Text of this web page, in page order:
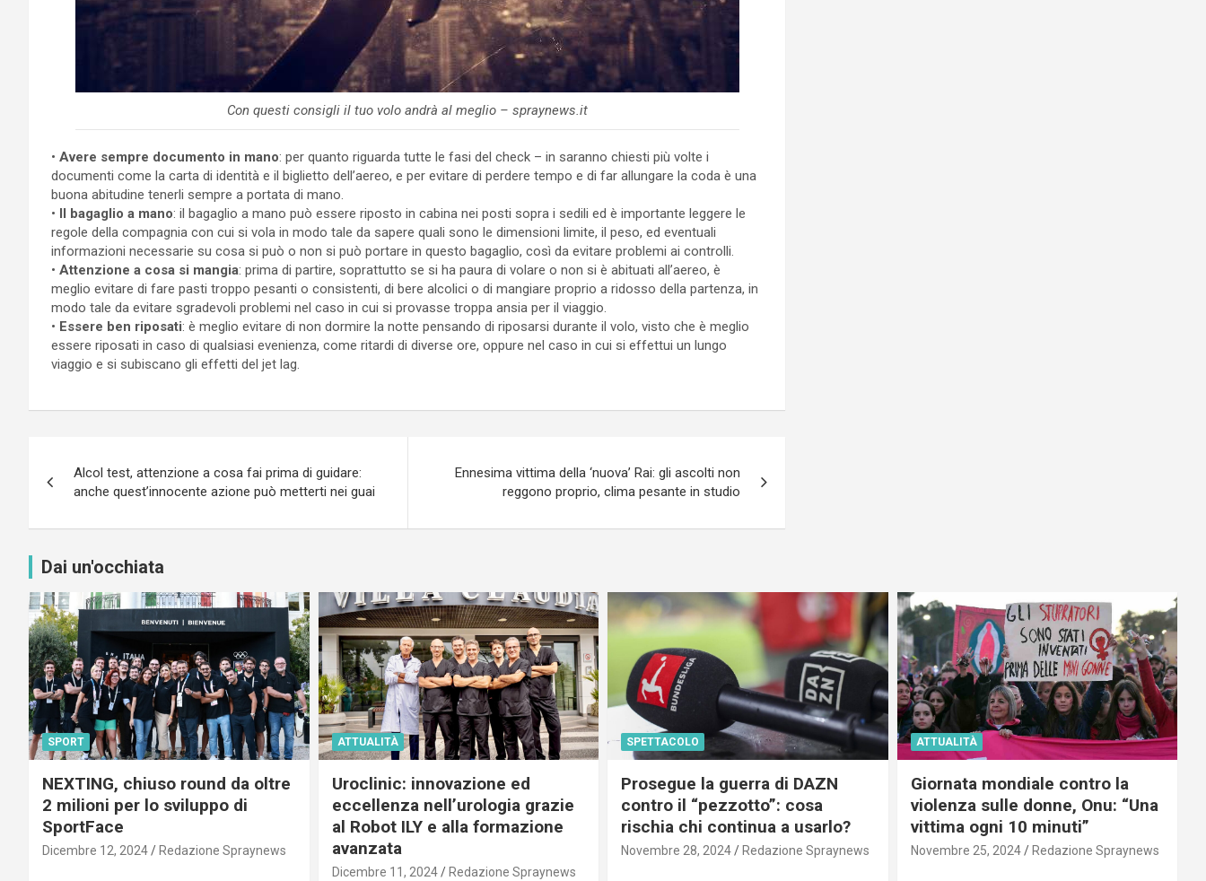
Con questi consigli il tuo volo andrà al meglio – spraynews.it
• Avere sempre documento in mano: per quanto riguarda tutte le fasi del check – in saranno chiesti più volte i
documenti come la carta di identità e il biglietto dell’aereo, e per evitare di perdere tempo e di far allungare la coda è una
buona abitudine tenerli sempre a portata di mano.
• Il bagaglio a mano: il bagaglio a mano può essere riposto in cabina nei posti sopra i sedili ed è importante leggere le
regole della compagnia con cui si vola in modo tale da sapere quali sono le dimensioni limite, il peso, ed eventuali
informazioni necessarie su cosa si può o non si può portare in questo bagaglio, così da evitare problemi ai controlli.
• Attenzione a cosa si mangia: prima di partire, soprattutto se si ha paura di volare o non si è abituati all’aereo, è
meglio evitare di fare pasti troppo pesanti o consistenti, di bere alcolici o di mangiare proprio a ridosso della partenza, in
modo tale da evitare sgradevoli problemi nel caso in cui si provasse troppa ansia per il viaggio.
• Essere ben riposati: è meglio evitare di non dormire la notte pensando di riposarsi durante il volo, visto che è meglio
essere riposati in caso di qualsiasi evenienza, come ritardi di diverse ore, oppure nel caso in cui si effettui un lungo
viaggio e si subiscano gli effetti del jet lag.
articoli
Alcol test, attenzione a cosa fai prima di guidare:
anche quest’innocente azione può metterti nei guai
Ennesima vittima della ‘nuova’ Rai: gli ascolti non
reggono proprio, clima pesante in studio
Dai un'occhiata
SPORT
NEXTING, chiuso round da oltre
2 milioni per lo sviluppo di
SportFace
Dicembre 12, 2024 Redazione Spraynews
ATTUALITÀ
Uroclinic: innovazione ed
eccellenza nell’urologia grazie
al Robot ILY e alla formazione
avanzata
Dicembre 11, 2024 Redazione Spraynews
SPETTACOLO
Prosegue la guerra di DAZN
contro il “pezzotto”: cosa
rischia chi continua a usarlo?
Novembre 28, 2024 Redazione Spraynews
ATTUALITÀ
Giornata mondiale contro la
violenza sulle donne, Onu: “Una
vittima ogni 10 minuti”
Novembre 25, 2024 Redazione Spraynews